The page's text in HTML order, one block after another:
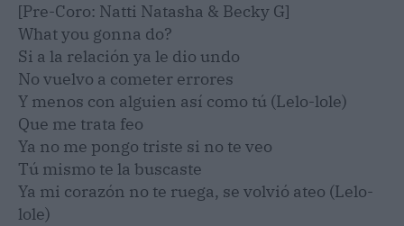
[Pre-Coro: Natti Natasha & Becky G]
What you gonna do?
Si a la relación ya le dio undo
No vuelvo a cometer errores
Y menos con alguien así como tú (Lelo-lole)
Que me trata feo
Ya no me pongo triste si no te veo
Tú mismo te la buscaste
Ya mi corazón no te ruega, se volvió ateo (Lelo-
lole)